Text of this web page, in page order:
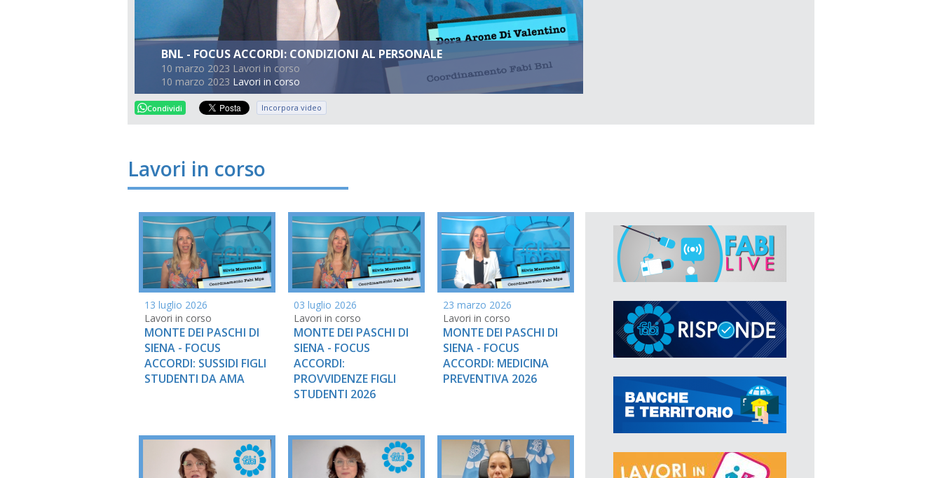
BNL - FOCUS ACCORDI: CONDIZIONI AL PERSONALE
10 marzo 2023 Lavori in corso
10 marzo 2023 Lavori in corso
Condividi Incorpora video
Lavori in corso
13 luglio 2026
Lavori in corso
MONTE DEI PASCHI DI
SIENA - FOCUS
ACCORDI: SUSSIDI FIGLI
STUDENTI DA AMA
03 luglio 2026
Lavori in corso
MONTE DEI PASCHI DI
SIENA - FOCUS
ACCORDI:
PROVVIDENZE FIGLI
STUDENTI 2026
23 marzo 2026
Lavori in corso
MONTE DEI PASCHI DI
SIENA - FOCUS
ACCORDI: MEDICINA
PREVENTIVA 2026